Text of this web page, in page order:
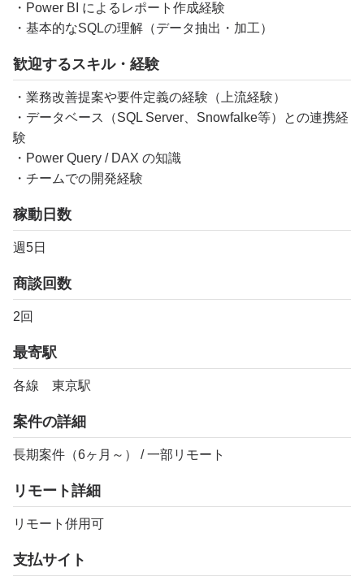
・Power BI によるレポート作成経験
・基本的なSQLの理解（データ抽出・加工）
歓迎するスキル・経験
・業務改善提案や要件定義の経験（上流経験）
・データベース（SQL Server、Snowfalke等）との連携経
験
・Power Query / DAX の知識
・チームでの開発経験
稼動日数
週5日
商談回数
2回
最寄駅
各線 東京駅
案件の詳細
長期案件（6ヶ月～） / 一部リモート
リモート詳細
リモート併用可
支払サイト